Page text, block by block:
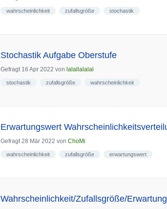
wahrscheinlichkeit zufallsgröße stochastik
Stochastik Aufgabe Oberstufe
Gefragt 16 Apr 2022 von lalallalalal
stochastik zufallsgröße wahrscheinlichkeit
Erwartungswert
Gefragt 28 Mär 2022 von ChoMi
wahrscheinlichkeit zufallsgröße erwartungswert
Wahrscheinlichkeit/Zufallsgröße/